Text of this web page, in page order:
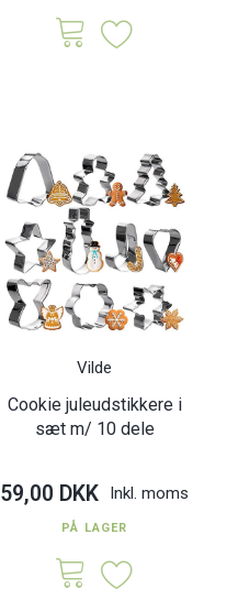
Vilde
Cookie juleudstikkere i
sæt m/ 10 dele
59,00 DKK Inkl. moms
PÅ LAGER